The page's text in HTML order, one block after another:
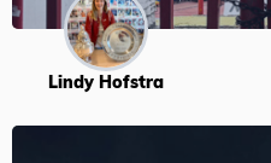
Lindy Hofstra